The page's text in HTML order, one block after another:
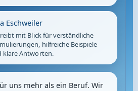
Eschweiler
mit Blick für verständliche
hilfreiche Beispiele
klare Antworten.
uns mehr als ein Beruf. Wir